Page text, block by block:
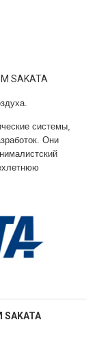
SAKATA
системы,
Они